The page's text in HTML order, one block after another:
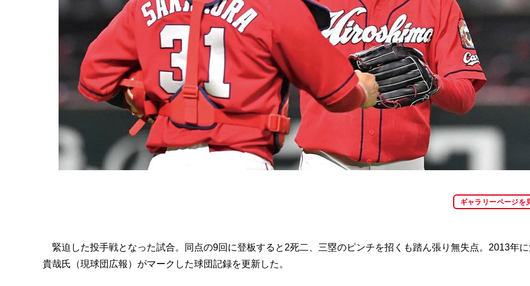
ギャラリーページを
緊迫した投手戦となった試合。同点の9回に登板すると2死二、三塁のピンチを招くも踏ん張り無失点。2013年
貴哉氏（現球団広報）がマークした球団記録を更新した。